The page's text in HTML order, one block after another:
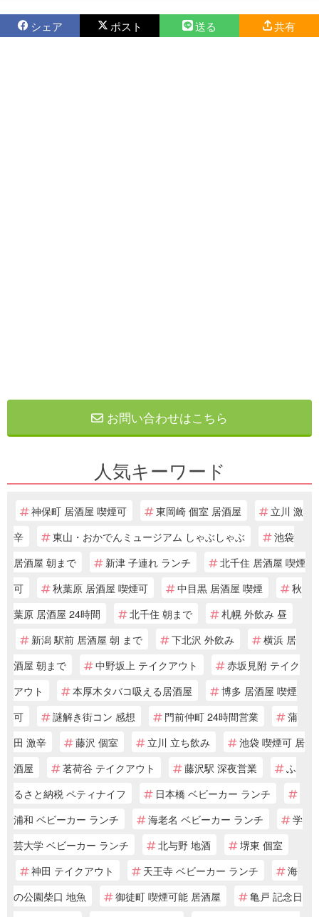
シェア ポスト 送る 共有
お問い合わせはこちら
人気キーワード
神保町 居酒屋 喫煙可 東岡崎 個室 居酒屋
立川 激
辛
東山・おかでんミュージアム しゃぶしゃぶ
池袋
居酒屋 朝まで
新津 子連れ ランチ
北千住 居酒屋 喫煙
可
秋葉原 居酒屋 喫煙可 中目黒 居酒屋 喫煙
秋
葉原 居酒屋 24時間
北千住 朝まで
札幌 外飲み 昼
新潟 駅前 居酒屋 朝 まで
下北沢 外飲み
横浜 居
酒屋 朝まで
中野坂上 テイクアウト
赤坂見附 テイク
アウト
本厚木タバコ吸える居酒屋
博多 居酒屋 喫煙
可
謎解き街コン 感想 門前仲町 24時間営業
蒲
田 激辛
藤沢 個室 立川 立ち飲み
池袋 喫煙可 居
酒屋
茗荷谷 テイクアウト 藤沢駅 深夜営業
ふ
るさと納税 ペティナイフ
日本橋 ベビーカー ランチ
浦和 ベビーカー ランチ
海老名 ベビーカー ランチ
学
芸大学 ベビーカー ランチ
北与野 地酒
堺東 個室
神田 テイクアウト
天王寺 ベビーカー ランチ
海
の公園柴口 地魚
御徒町 喫煙可能 居酒屋
亀戸 記念日